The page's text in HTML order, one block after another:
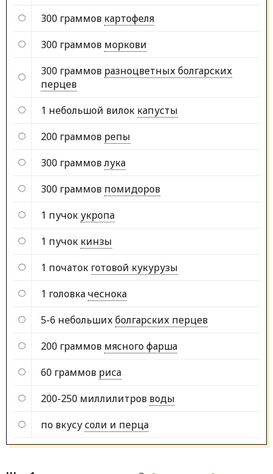
300 граммов картофеля
300 граммов моркови
300 граммов разноцветных болгарских
перцев
1 небольшой вилок капусты
200 граммов репы
300 граммовлука
300 граммов помидоров
1 пучок укропа
1 пучок кинзы
1 початок готовой кукурузы
1 головкачеснока
5-6 небольшихболгарских перцев
200 граммов мясного фарша
60 граммов риса
200-250 миллилитров воды
по вкусусоли и перца